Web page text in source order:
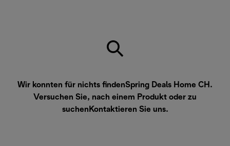
Wir konnten für nichts findenSpring Deals Home CH.
Versuchen Sie, nach einem Produkt oder zu
suchen Kontaktieren Sie uns.